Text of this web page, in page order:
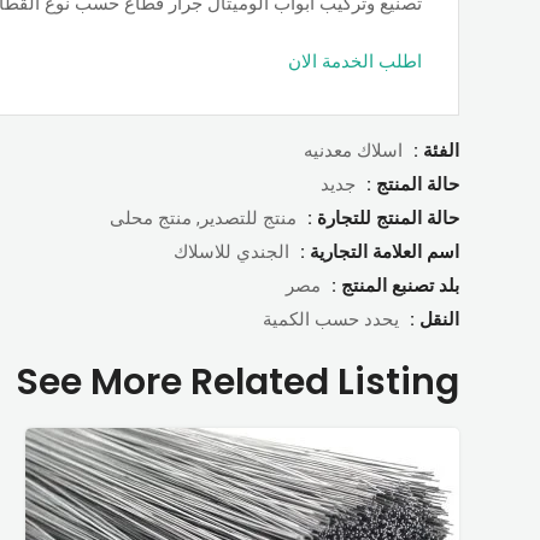
اطلب الخدمة الان
الفئة :
اسلاك معدنيه
حالة المنتج :
جديد
حالة المنتج للتجارة :
منتج للتصدير, منتج محلى
اسم العلامة التجارية :
الجندي للاسلاك
بلد تصنبع المنتج :
مصر
النقل :
يحدد حسب الكمية
See More Related Listing